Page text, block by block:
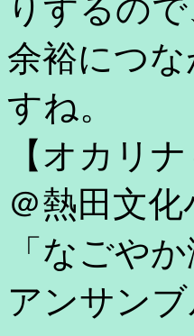
りするので
余裕につ
すね。
【オカリ
＠熱田文化
「なごや
アンサン